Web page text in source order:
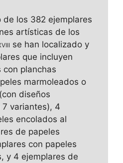
de los 382 ejemplares
artísticas de los
se han localizado y
que incluyen
planchas
marmoleados o
diseños
variantes), 4
encolados al
de papeles
con papeles
y 4 ejemplares de